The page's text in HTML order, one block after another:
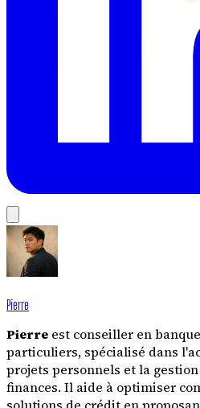
Pierre
Pierre est conseiller en
particuliers, spécialisé dans
projets personnels et la
finances. Il aide à optimiser